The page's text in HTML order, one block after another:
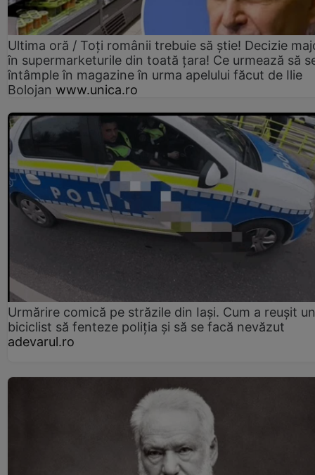
Ultima oră / Toți românii trebuie să știe! Decizie
în supermarketurile din toată țara! Ce urmează să
întâmple în magazine în urma apelului făcut de Ilie
Bolojan www.unica.ro
Urmărire comică pe străzile din Iași. Cum a reușit un
biciclist să fenteze poliția și să se facă nevăzut
adevarul.ro